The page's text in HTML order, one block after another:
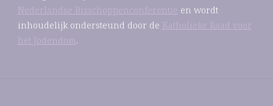
Nederlandse Bisschoppenconferentie en wordt
inhoudelijk ondersteund door de Katholieke Raad voor
het Jodendom.